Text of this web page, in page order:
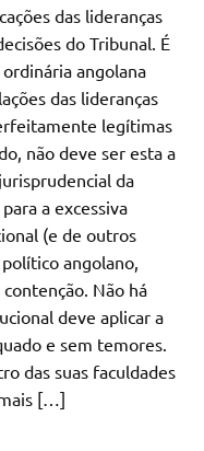
das lideranças
do Tribunal. É
angolana
das lideranças
legítimas
não deve ser esta a
da
a excessiva
(e de outros
angolano,
Não há
deve aplicar a
e sem temores.
das suas faculdades
[…]